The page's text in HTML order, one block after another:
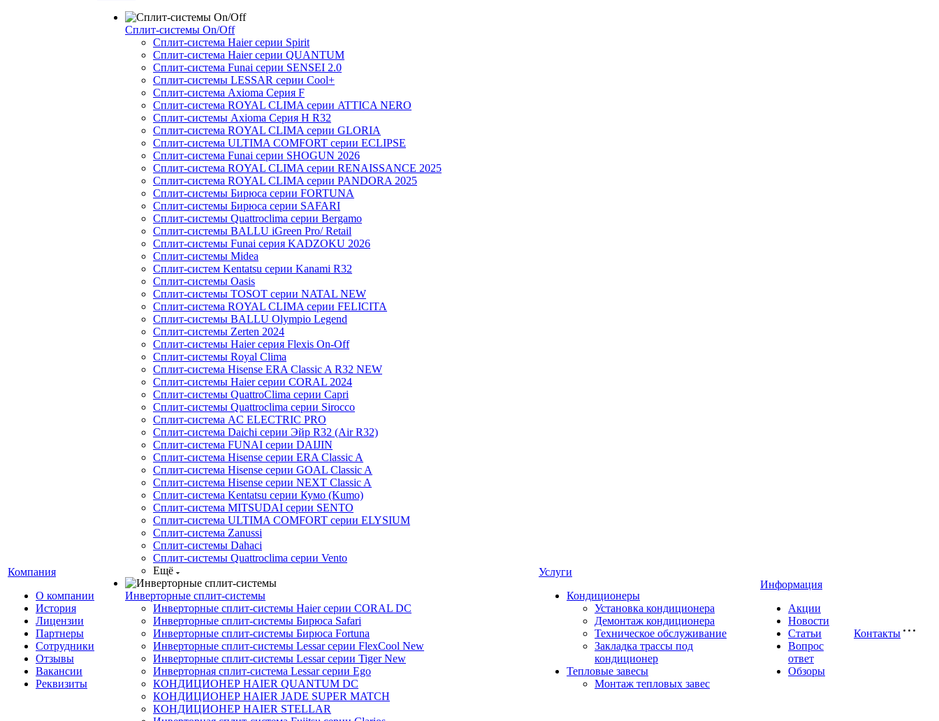
Компания
О компании
История
Лицензии
Партнеры
Сотрудники
Отзывы
Вакансии
Реквизиты
Сплит-системы On/Off
Сплит-система Haier серии Spirit
Сплит-система Haier серии QUANTUM
Сплит-система Funai серии SENSEI 2.0
Сплит-системы LESSAR серии Cool+
Сплит-система Axioma Серия F
Сплит-система ROYAL CLIMA серии ATTICA NERO
Сплит-системы Axioma Серия H R32
Сплит-система ROYAL CLIMA серии GLORIA
Сплит-система ULTIMA COMFORT серии ECLIPSE
Сплит-система Funai серии SHOGUN 2026
Сплит-система ROYAL CLIMA серии RENAISSANCE 2025
Сплит-система ROYAL CLIMA серии PANDORA 2025
Сплит-системы Бирюса серии FORTUNA
Сплит-системы Бирюса серии SAFARI
Сплит-системы Quattroclima серии Bergamo
Сплит-системы BALLU iGreen Pro/ Retail
Сплит-системы Funai серия KADZOKU 2026
Сплит-системы Midea
Сплит-систем Kentatsu серии Kanami R32
Сплит-системы Oasis
Сплит-системы TOSOT серии NATAL NEW
Сплит-система ROYAL CLIMA серии FELICITA
Сплит-системы BALLU Olympio Legend
Сплит-системы Zerten 2024
Сплит-системы Haier серия Flexis On-Off
Сплит-системы Royal Clima
Сплит-система Hisense ERA Classic A R32 NEW
Сплит-системы Haier cерии CORAL 2024
Сплит-системы QuattroClima серии Capri
Сплит-системы Quattroclima серии Sirocco
Сплит-система AC ELECTRIC PRO
Сплит-система Daichi серии Эйр R32 (Air R32)
Сплит-система FUNAI серии DAIJIN
Сплит-система Hisense серии ERA Classic A
Сплит-система Hisense серии GOAL Classic A
Сплит-система Hisense серии NEXT Classic A
Сплит-система Kentatsu серии Кумо (Kumo)
Сплит-система MITSUDAI серии SENTO
Сплит-система ULTIMA COMFORT серии ELYSIUM
Сплит-система Zanussi
Сплит-системы Dahaci
Сплит-системы Quattroclima серии Vento
Ещё
Инверторные сплит-системы
Инверторные сплит-системы Haier серии CORAL DC
Инверторные сплит-системы Бирюса Safari
Инверторные сплит-системы Бирюса Fortuna
Инверторные сплит-системы Lessar серии FlexCool New
Инверторные сплит-системы Lessar серии Tiger New
Инверторная сплит-система Lessar серии Ego
КОНДИЦИОНЕР HAIER QUANTUM DC
КОНДИЦИОНЕР HAIER JADE SUPER MATCH
КОНДИЦИОНЕР HAIER STELLAR
Услуги
Кондиционеры
Установка кондиционера
Демонтаж кондиционера
Техническое обслуживание
Закладка трассы под
кондиционер
Тепловые завесы
Монтаж тепловых завес
Информация
Акции
Новости
Статьи
Вопрос
ответ
Обзоры
Контакты